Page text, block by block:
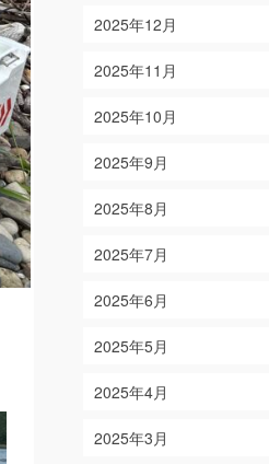
2025年12月
2025年11月
2025年10月
2025年9月
2025年8月
2025年7月
2025年6月
2025年5月
2025年4月
2025年3月